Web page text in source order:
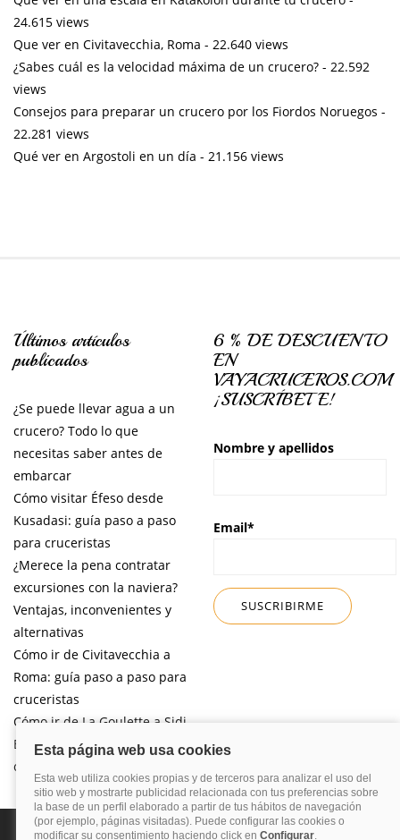
24.615 views
Que ver en Civitavecchia, Roma - 22.640 views
¿Sabes cuál es la velocidad máxima de un crucero? - 22.592
views
Consejos para preparar un crucero por los Fiordos Noruegos -
22.281 views
Qué ver en Argostoli en un día - 21.156 views
Últimos artículos
publicados
¿Se puede llevar agua a un
crucero? Todo lo que
necesitas saber antes de
embarcar
Cómo visitar Éfeso desde
Kusadasi: guía paso a paso
para cruceristas
¿Merece la pena contratar
excursiones con la naviera?
Ventajas, inconvenientes y
alternativas
Cómo ir de Civitavecchia a
Roma: guía paso a paso para
cruceristas
Cómo ir de La Goulette a Sidi
Bou Said por libre desde tu
crucero
6 % DE DESCUENTO
EN
VAYACRUCEROS.COM
¡SUSCRÍBETE!
Nombre y apellidos
Email*